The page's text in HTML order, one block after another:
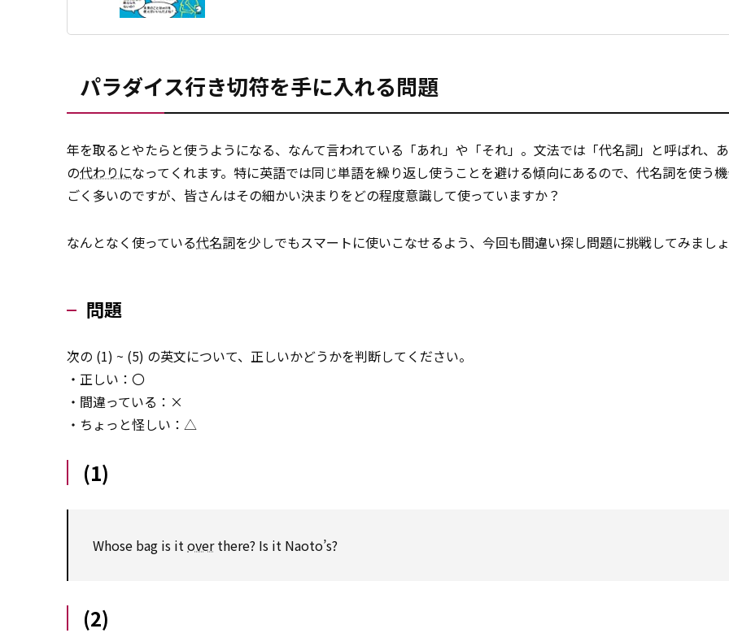
パラダイス行き切符を手に入れる問題
年を取るとやたらと使うようになる、なんて言われている「あれ」や「それ」。文法では「代名詞」と呼ばれ、
の代わりになってくれます。特に英語では同じ単語を繰り返し使うことを避ける傾向にあるので、代名詞を使う
ごく多いのですが、皆さんはその細かい決まりをどの程度意識して使っていますか？
なんとなく使っている代名詞を少しでもスマートに使いこなせるよう、今回も間違い探し問題に挑戦してみましょ
問題
次の (1) ~ (5) の英文について、正しいかどうかを判断してください。
・正しい：〇
・間違っている：×
・ちょっと怪しい：△
(1)
Whose bag is itoverthere? Is it Naoto’s?
(2)